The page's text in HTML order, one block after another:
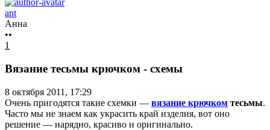
ant
Анна
••
1
Вязание тесьмы крючком - схемы
8 октября 2011, 17:29
Очень пригодятся такие схемки — вязание крючком тесьмы.
Часто мы не знаем как украсить край изделия, вот оно
решение — нарядно, красиво и оригинально.